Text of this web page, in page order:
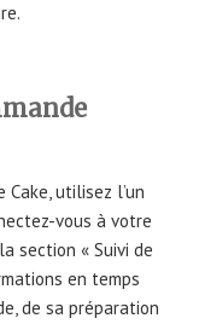
Cake, utilisez l’un
vous à votre
section « Suivi de
en temps
de sa préparation